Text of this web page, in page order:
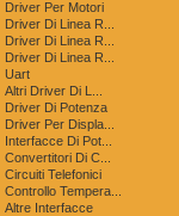
Driver Per Motori
Driver Di Linea R...
Driver Di Linea R...
Driver Di Linea R...
Uart
Altri Driver Di L...
Driver Di Potenza
Driver Per Displa...
Interfacce Di Pot...
Convertitori Di C...
Circuiti Telefonici
Controllo Tempera...
Altre Interfacce